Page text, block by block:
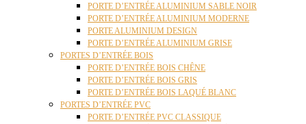
PORTE D’ENTRÉE ALUMINIUM SABLE NOIR
PORTE D’ENTRÉE ALUMINIUM MODERNE
PORTE ALUMINIUM DESIGN
PORTE D’ENTRÉE ALUMINIUM GRISE
PORTES D’ENTRÉE BOIS
PORTE D’ENTRÉE BOIS CHÊNE
PORTE D’ENTRÉE BOIS GRIS
PORTE D’ENTRÉE BOIS LAQUÉ BLANC
PORTES D’ENTRÉE PVC
PORTE D’ENTRÉE PVC CLASSIQUE